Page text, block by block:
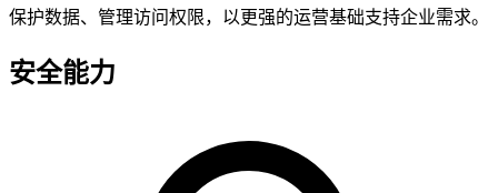
保护数据、管理访问权限，以更强的运营基础支持企业需求。
安全能力